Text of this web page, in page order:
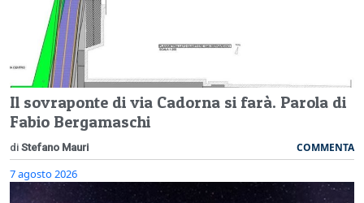
Il sovraponte di via Cadorna si farà. Parola di
Fabio Bergamaschi
di Stefano Mauri COMMENTA
7 agosto 2026